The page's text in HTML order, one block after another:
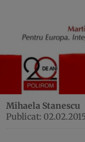
Mihaela Stanescu
Publicat: 02.02.2015